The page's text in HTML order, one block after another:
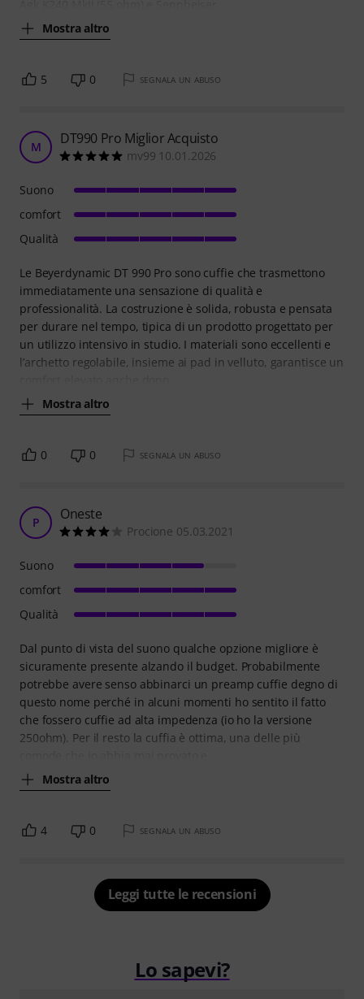
Mostra altro
5 0 SEGNALA UN ABUSO
M DT990 Pro Miglior Acquisto
mv99 10.01.2026
Le Beyerdynamic DT 990 Pro sono cuffie che trasmettono
immediatamente una sensazione di qualità e
professionalità. La costruzione è solida, robusta e pensata
per durare nel tempo, tipica di un prodotto progettato per
un utilizzo intensivo in studio. I materiali sono eccellenti e
l’archetto regolabile, insieme ai pad in velluto, garantisce un
Mostra altro
Suono
comfort
Qualità
0 0 SEGNALA UN ABUSO
P Oneste
Procione 05.03.2021
Dal punto di vista del suono qualche opzione migliore è
sicuramente presente alzando il budget. Probabilmente
potrebbe avere senso abbinarci un preamp cuffie degno di
questo nome perché in alcuni momenti ho sentito il fatto
che fossero cuffie ad alta impedenza (io ho la versione
250ohm). Per il resto la cuffia è ottima, una delle più
Mostra altro
Suono
comfort
Qualità
4 0 SEGNALA UN ABUSO
Leggi tutte le recensioni
Lo sapevi?